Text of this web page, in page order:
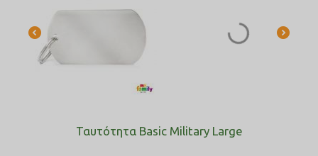
Ταυτότητα Basic Military Large